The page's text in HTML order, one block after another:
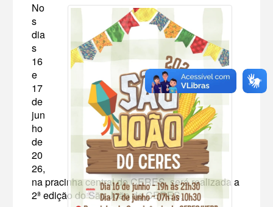
No
s
dia
s
16
e
17
de
jun
ho
de
20
26,
na pracinha central do CERES, será realizada a
2ª edição do São João do CERES.